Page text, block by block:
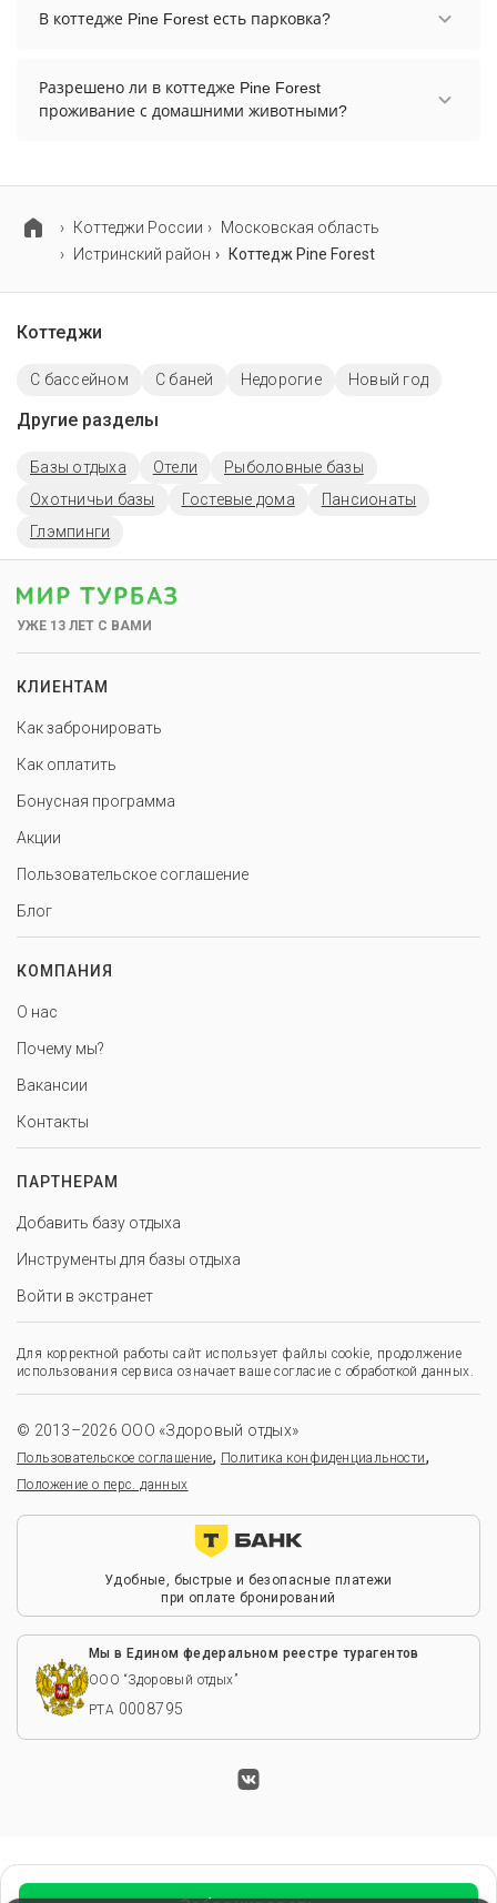
В коттедже Pine Forest есть парковка?
информацию перед бронированием у
менеджера, возможно, услуга оплачивается
Разрешено ли в коттедже Pine Forest
проживание с домашними животными?
Коттеджи России
Московская область
Истринский район
Коттедж Pine Forest
Коттеджи
С бассейном С баней Недорогие Новый год
Другие разделы
Базы отдыха Отели
Рыболовные базы
Охотничьи базы
Гостевые дома
Пансионаты
Глэмпинги
УЖЕ 13 ЛЕТ С ВАМИ
КЛИЕНТАМ
Как забронировать
Как оплатить
Бонусная программа
Акции
Пользовательское соглашение
Блог
КОМПАНИЯ
О нас
Почему мы?
Вакансии
Контакты
ПАРТНЕРАМ
Добавить базу отдыха
Инструменты для базы отдыха
Войти в экстранет
Для корректной работы сайт использует файлы cookie, продолжение
использования сервиса означает ваше согласие с обработкой данных.
© 2013–2026 ООО «Здоровый отдых»
Пользовательское соглашение, Политика конфиденциальности,
Положение о перс. данных
Удобные, быстрые и безопасные платежи
при оплате бронирований
Мы в Едином федеральном реестре турагентов
ООО “Здоровый отдых”
РТА 0008795